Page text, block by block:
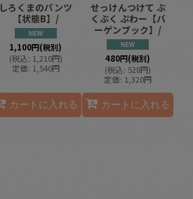
しろくまのパンツ
【状態B】/
1,100円(税別)
(税込: 1,210円)
定価: 1,540円
カートに入れる
せっけんつけて ぶ
くぶく ぷわー【バ
ーゲンブック】/
480円(税別)
(税込: 528円)
定価: 1,320円
カートに入れる